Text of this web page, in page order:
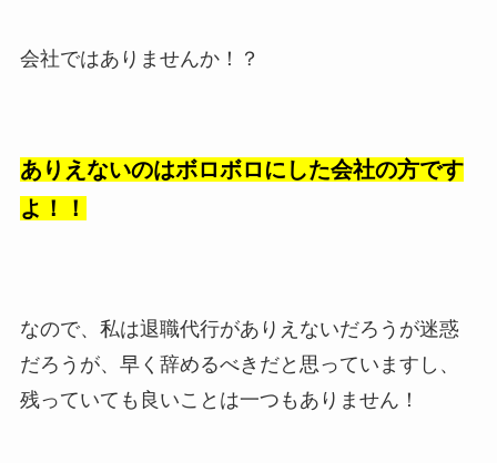
会社ではありませんか！？
ありえないのはボロボロにした会社の方です
よ！！
なので、私は退職代行がありえないだろうが迷惑
だろうが、早く辞めるべきだと思っていますし、
残っていても良いことは一つもありません！